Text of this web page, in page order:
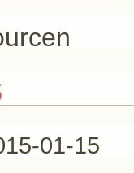
01-15